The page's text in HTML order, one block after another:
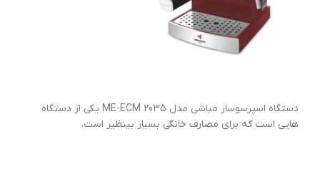
دستگاه اسپرسوساز مباشی مدل ME-ECM 2035 یکی از دستگاه
هایی است که برای مصارف خانگی بسیار بینظیر است.